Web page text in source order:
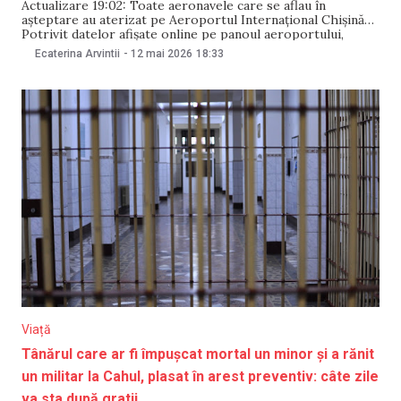
Actualizare 19:02: Toate aeronavele care se aflau în
așteptare au aterizat pe Aeroportul Internațional Chișinău.
Potrivit datelor afișate online pe panoul aeroportului,
zborul FlyOne redirecționat către aeroportul din Bacău
urmează să ajungă la Chișinău la ora 19:40. Actualizare
și Pegasus au
Ecaterina Arvintii - 12 mai 2026 18:33
Viață
Tânărul care ar fi împușcat mortal un minor și a rănit
un militar la Cahul, plasat în arest preventiv: câte zile